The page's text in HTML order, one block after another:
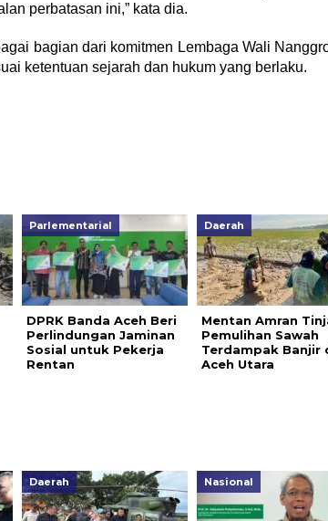
perbatasan ini,” kata dia.
bagian dari komitmen Lembaga Wali
ketentuan sejarah dan hukum yang berlaku.
Parlementarial
DPRK Banda Aceh Beri
Perlindungan Jaminan
Sosial untuk Pekerja
Rentan
Daerah
Mentan Amran
Pemulihan Sawah
Terdampak Banjir
Aceh Utara
Daerah Nasional